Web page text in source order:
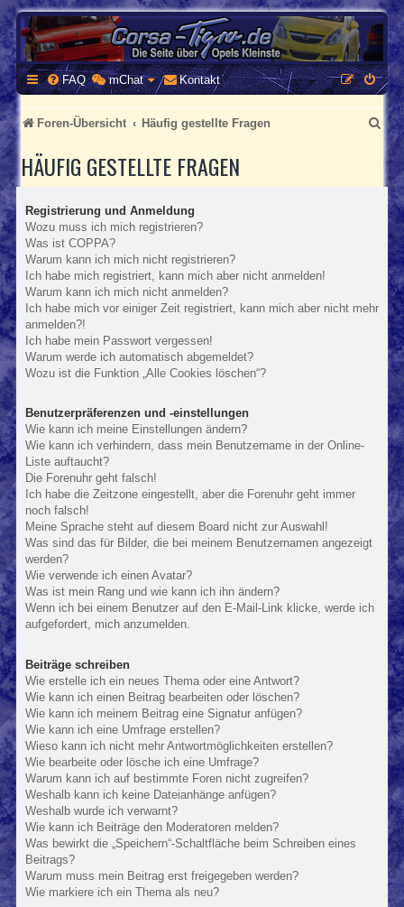
CORSA-TIGRA.DE
Homepage und Forum rund um Opel Corsa und Tigra
FAQ mChat Kontakt
Foren-Übersicht Häufig gestellte Fragen
S
u
h
HÄUFIG GESTELLTE FRAGEN
Registrierung und Anmeldung
Wozu muss ich mich registrieren?
Was ist COPPA?
Warum kann ich mich nicht registrieren?
Ich habe mich registriert, kann mich aber nicht anmelden!
Warum kann ich mich nicht anmelden?
Ich habe mich vor einiger Zeit registriert, kann mich aber nicht mehr
anmelden?!
Ich habe mein Passwort vergessen!
Warum werde ich automatisch abgemeldet?
Wozu ist die Funktion „Alle Cookies löschen“?
Benutzerpräferenzen und -einstellungen
Wie kann ich meine Einstellungen ändern?
Wie kann ich verhindern, dass mein Benutzername in der Online-
Liste auftaucht?
Die Forenuhr geht falsch!
Ich habe die Zeitzone eingestellt, aber die Forenuhr geht immer
noch falsch!
Meine Sprache steht auf diesem Board nicht zur Auswahl!
Was sind das für Bilder, die bei meinem Benutzernamen angezeigt
werden?
Wie verwende ich einen Avatar?
Was ist mein Rang und wie kann ich ihn ändern?
Wenn ich bei einem Benutzer auf den E-Mail-Link klicke, werde ich
aufgefordert, mich anzumelden.
Beiträge schreiben
Wie erstelle ich ein neues Thema oder eine Antwort?
Wie kann ich einen Beitrag bearbeiten oder löschen?
Wie kann ich meinem Beitrag eine Signatur anfügen?
Wie kann ich eine Umfrage erstellen?
Wieso kann ich nicht mehr Antwortmöglichkeiten erstellen?
Wie bearbeite oder lösche ich eine Umfrage?
Warum kann ich auf bestimmte Foren nicht zugreifen?
Weshalb kann ich keine Dateianhänge anfügen?
Weshalb wurde ich verwarnt?
Wie kann ich Beiträge den Moderatoren melden?
Was bewirkt die „Speichern“-Schaltfläche beim Schreiben eines
Beitrags?
Warum muss mein Beitrag erst freigegeben werden?
Wie markiere ich ein Thema als neu?